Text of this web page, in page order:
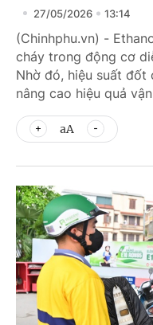
27/05/2026 13:14
(Chinhphu.vn) -
cháy trong động cơ
Nhờ đó, hiệu suất
nâng cao hiệu quả
aA